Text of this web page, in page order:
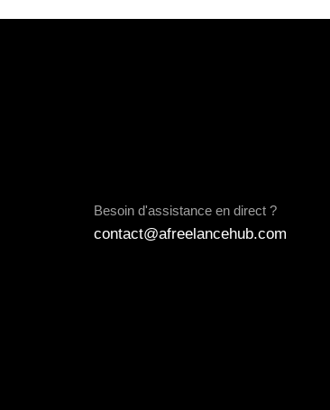
Besoin d'assistance en direct ?
contact@afreelancehub.com